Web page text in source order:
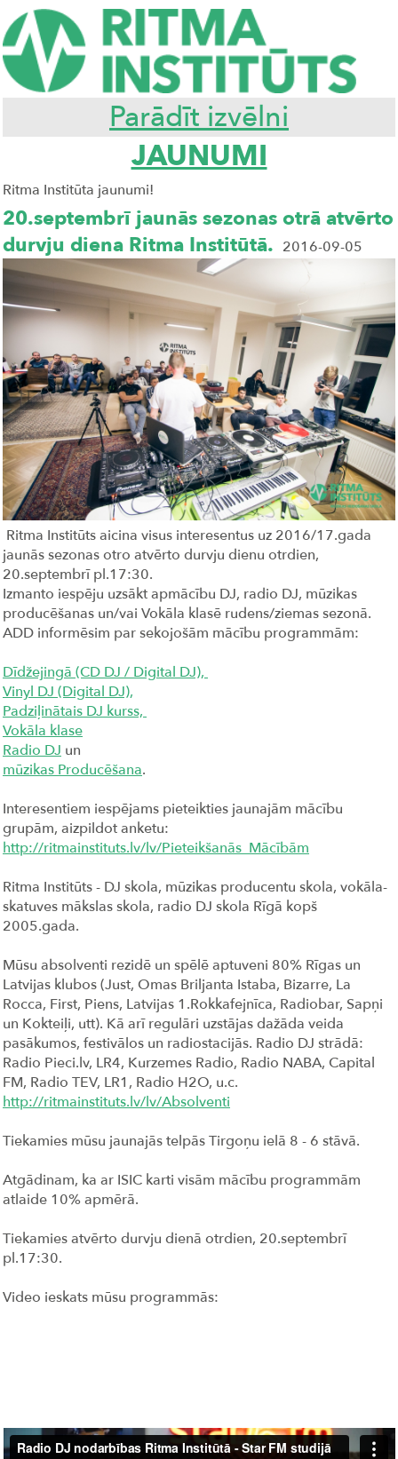
Parādīt izvēlni
JAUNUMI
Ritma Institūta jaunumi!
20.septembrī jaunās sezonas otrā atvērto
durvju diena Ritma Institūtā. 2016-09-05
Ritma Institūts aicina visus interesentus uz 2016/17.gada
jaunās sezonas otro atvērto durvju dienu otrdien,
20.septembrī pl.17:30.
Izmanto iespēju uzsākt apmācību DJ, radio DJ, mūzikas
producēšanas un/vai Vokāla klasē rudens/ziemas sezonā.
ADD informēsim par sekojošām mācību programmām:
Dīdžejingā (CD DJ / Digital DJ),
Vinyl DJ (Digital DJ),
Padziļinātais DJ kurss,
Vokāla klase
Radio DJ un
mūzikas Producēšana.
Interesentiem iespējams pieteikties jaunajām mācību
grupām, aizpildot anketu:
http://ritmainstituts.lv/lv/Pieteikšanās_Mācībām
Ritma Institūts - DJ skola, mūzikas producentu skola, vokāla-
skatuves mākslas skola, radio DJ skola Rīgā kopš
2005.gada.
Mūsu absolventi rezidē un spēlē aptuveni 80% Rīgas un
Latvijas klubos (Just, Omas Briljanta Istaba, Bizarre, La
Rocca, First, Piens, Latvijas 1.Rokkafejnīca, Radiobar, Sapņi
un Kokteiļi, utt). Kā arī regulāri uzstājas dažāda veida
pasākumos, festivālos un radiostacijās. Radio DJ strādā:
Radio Pieci.lv, LR4, Kurzemes Radio, Radio NABA, Capital
FM, Radio TEV, LR1, Radio H2O, u.c.
http://ritmainstituts.lv/lv/Absolventi
Tiekamies mūsu jaunajās telpās Tirgoņu ielā 8 - 6 stāvā.
Atgādinam, ka ar ISIC karti visām mācību programmām
atlaide 10% apmērā.
Tiekamies atvērto durvju dienā otrdien, 20.septembrī
pl.17:30.
Video ieskats mūsu programmās: